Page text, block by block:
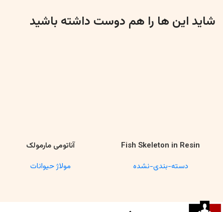
شاید این ها را هم دوست داشته باشید
اطلاعات بیشتر
Fish Skeleton in Resin
Anatomy Specimen
دسته-بندی-نشده
اطلاعات بیشترآناتومی مارمولک
مولاژ حیوانات